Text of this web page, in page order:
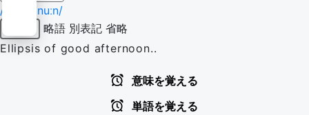
/ˌɑːf.tə.ˈnuːn/
略語 別表記 省略
Ellipsis of good afternoon..
意味を覚える
単語を覚える